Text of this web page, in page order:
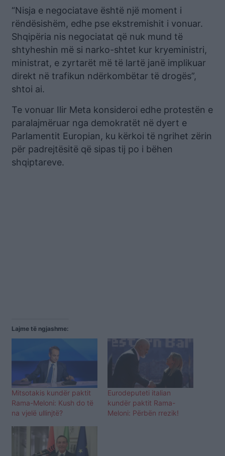
“Nisja e negociatave është një moment i
rëndësishëm, edhe pse ekstremishit i vonuar.
Shqipëria nis negociatat që nuk mund të
shtyheshin më si narko-shtet kur kryeministri,
ministrat, e zyrtarët më të lartë janë implikuar
direkt në trafikun ndërkombëtar të drogës”,
shtoi ai.
Te vonuar Ilir Meta konsideroi edhe protestën e
paralajmëruar nga demokratët në dyert e
Parlamentit Europian, ku kërkoi të ngrihet zërin
për padrejtësitë që sipas tij po i bëhen
shqiptareve.
Lajme të ngjashme:
Mitsotakis kundër paktit
Rama-Meloni: Kush do të
na vjelë ullinjtë?
Eurodeputeti italian
kundër paktit Rama-
Meloni: Përbën rrezik!